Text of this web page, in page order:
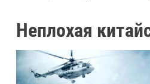
Неплохая